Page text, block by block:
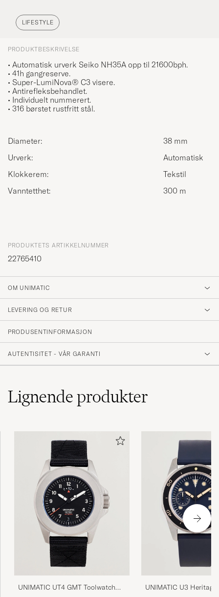
LIFESTYLE
PRODUKTBESKRIVELSE
• Automatisk urverk Seiko NH35A opp til 21600bph.
• 41h gangreserve.
• Super-LumiNova® C3 visere.
• Antirefleksbehandlet.
• Individuelt nummerert.
• 316 børstet rustfritt stål.
Diameter:
38 mm
Urverk:
Automatisk
Klokkerem:
Tekstil
Vanntetthet:
300 m
PRODUKTETS ARTIKKELNUMMER
22765410
OM UNIMATIC
LEVERING OG RETUR
PRODUSENTINFORMASJON
AUTENTISITET - VÅR GARANTI
Lignendeprodukter
UNIMATIC UT4 GMT Toolwatch
UNIMATIC U3 Heritage